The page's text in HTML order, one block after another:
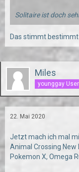
Solitaire ist doch
Das stimmt bestimmt
Miles
younggay User
22. Mai 2020
Jetzt mach ich mal
Animal Crossing New
Pokemon X, Omega